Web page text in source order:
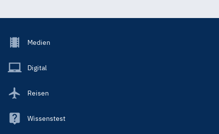
Footer
Main
Medien
Digital
Reisen
Wissenstest